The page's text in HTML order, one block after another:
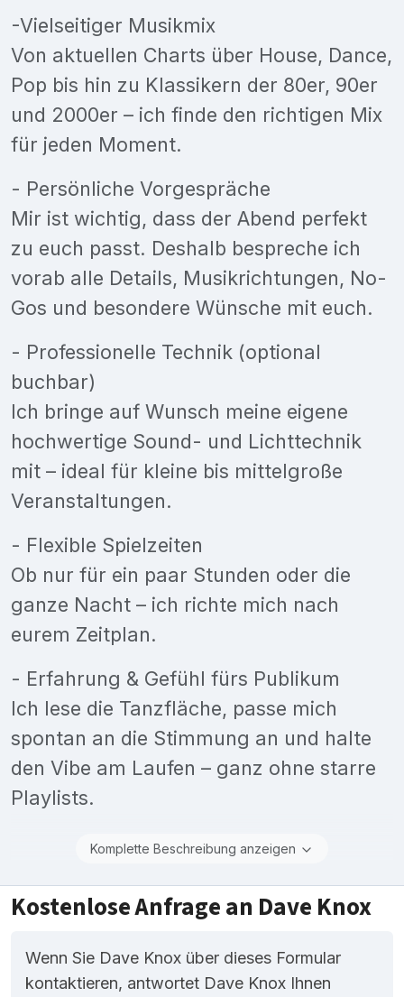
-Vielseitiger Musikmix
Von aktuellen Charts über House, Dance,
Pop bis hin zu Klassikern der 80er, 90er
und 2000er – ich finde den richtigen Mix
für jeden Moment.
- Persönliche Vorgespräche
Mir ist wichtig, dass der Abend perfekt
zu euch passt. Deshalb bespreche ich
vorab alle Details, Musikrichtungen, No-
Gos und besondere Wünsche mit euch.
- Professionelle Technik (optional
buchbar)
Ich bringe auf Wunsch meine eigene
hochwertige Sound- und Lichttechnik
mit – ideal für kleine bis mittelgroße
Veranstaltungen.
- Flexible Spielzeiten
Ob nur für ein paar Stunden oder die
ganze Nacht – ich richte mich nach
eurem Zeitplan.
- Erfahrung & Gefühl fürs Publikum
Ich lese die Tanzfläche, passe mich
spontan an die Stimmung an und halte
den Vibe am Laufen – ganz ohne starre
Playlists.
Komplette Beschreibung anzeigen
Kostenlose Anfrage an Dave Knox
Wenn Sie Dave Knox über dieses Formular
kontaktieren, antwortet Dave Knox Ihnen